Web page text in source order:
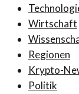
Wirtschaft
Regionen
Krypto-
Politik